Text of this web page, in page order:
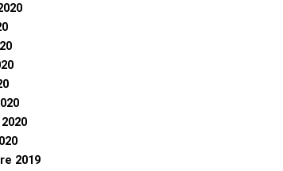
2019